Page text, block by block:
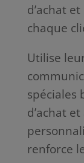
d’achat
chaque
Utilise
spéciales
d’achat
renforce